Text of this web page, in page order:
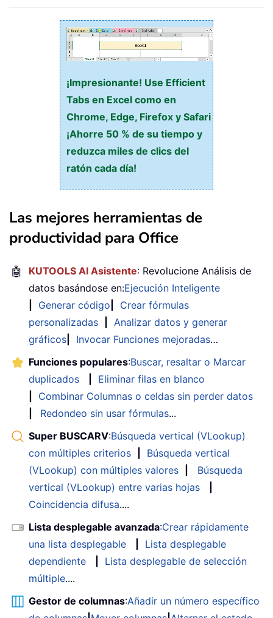
¡Impresionante! Use Efficient
Tabs en Excel como en
Chrome, Edge, Firefox y Safari
¡Ahorre 50 % de su tiempo y
reduzca miles de clics del
ratón cada día!
Las mejores herramientas de
productividad para Office
🤖 KUTOOLS AI Asistente: Revolucione Análisis de
datos basándose en:Ejecución Inteligente
Generar código
Crear fórmulas
personalizadas
Analizar datos y generar
gráficos
Invocar Funciones mejoradas…
Funciones populares:Buscar, resaltar o Marcar
duplicados
Eliminar filas en blanco
Combinar Columnas o celdas sin perder datos
Redondeo sin usar fórmulas...
Super BUSCARV:Búsqueda vertical (VLookup)
con múltiples criterios
Búsqueda vertical
(VLookup) con múltiples valores
Búsqueda
vertical (VLookup) entre varias hojas
Coincidencia difusa....
Lista desplegable avanzada:Crear rápidamente
una lista desplegable
Lista desplegable
dependiente
Lista desplegable de selección
múltiple....
Gestor de columnas:Añadir un número específico